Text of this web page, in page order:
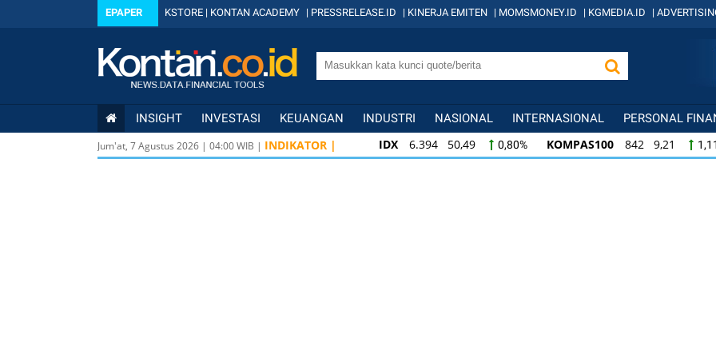
EPAPER KSTORE | KONTAN ACADEMY | PRESSRELEASE.ID | KINERJA EMITEN | MOMSMONEY.ID | KGMEDIA.ID |
INSIGHT INVESTASI KEUANGAN INDUSTRI NASIONAL INTERNASIONAL PERSONAL
Jum'at, 7 Agustus 2026 | 04:00WIB | INDIKATOR | IDX 6.394 50,49 0,80% KOMPAS100 842 9,21
KOMPAS100
842 9,21 1,11% LQ45 639 7,72 1,22%